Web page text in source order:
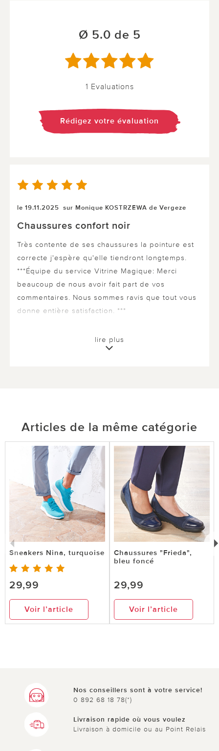
Ø 5.0 de 5
1 Evaluations
Rédigez votre évaluation
le 19.11.2025 sur Monique KOSTRZEWA de Vergeze
Chaussures confort noir
Très contente de ses chaussures la pointure est
correcte j'espère qu'elle tiendront longtemps.
***Équipe du service Vitrine Magique: Merci
beaucoup de nous avoir fait part de vos
commentaires. Nous sommes ravis que tout vous
donne entière satisfaction. ***
1 sur 1 ont trouvé cette évaluation utile.
lire plus
Articles de la même catégorie
Sneakers Nina, turquoise
29,99
Voir l’article
Chaussures "Frieda",
bleu foncé
29,99
Voir l’article
Nos conseillers sont à votre service!
0 892 68 18 78(*)
Livraison rapide où vous voulez
Livraison à domicile ou au Point Relais